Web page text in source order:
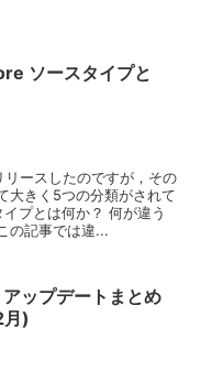
ソースタイプと
ースしたのですが，その
大きく5つの分類がされて
プとは何か？ 何が違う
の記事では違...
ップデートまとめ
)